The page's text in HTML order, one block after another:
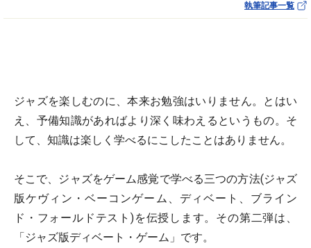
執筆記事一覧
ジャズを楽しむのに、本来お勉強はいりません。とはい
え、予備知識があればより深く味わえるというもの。そ
して、知識は楽しく学べるにこしたことはありません。
そこで、ジャズをゲーム感覚で学べる三つの方法(ジャズ
版ケヴィン・ベーコンゲーム、ディベート、ブライン
ド・フォールドテスト)を伝授します。その第二弾は、
「ジャズ版ディベート・ゲーム」です。